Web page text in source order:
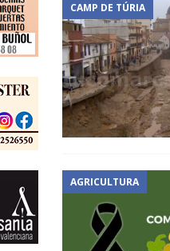
CAMP DE TÚRIA
AGRICULTURA